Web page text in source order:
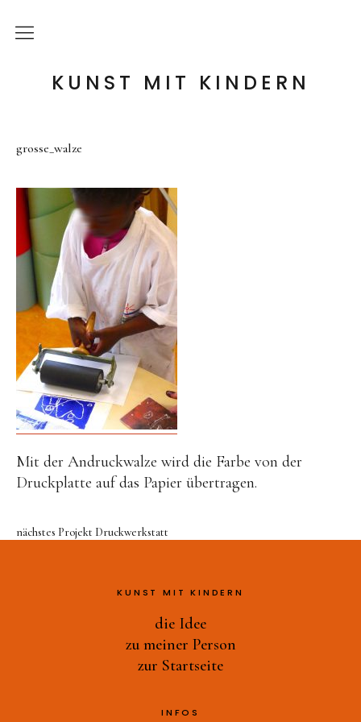
KUNST MIT KINDERN
die Idee
Tonwerkstatt
Farb-Werkstatt
Wir schaffen Landschaften
Handpuppen-Werkstatt
Steckentiere-Werkstatt
Architektur-Werkstatt
Druckwerkstatt
Ast-Tiere-Werkstatt
Ich bin ich
Alles Müll oder was?
und noch mehr…
grosse_walze
Mit der Andruckwalze wird die Farbe von der
Druckplatte auf das Papier übertragen.
nächstes Projekt Druckwerkstatt
KUNST MIT KINDERN
die Idee
zu meiner Person
zur Startseite
INFOS